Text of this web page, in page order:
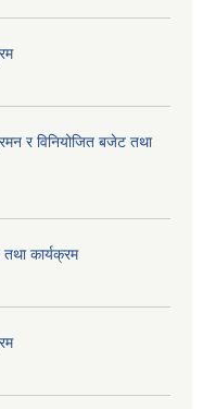
र विनियोजित बजेट तथा
कार्यक्रम